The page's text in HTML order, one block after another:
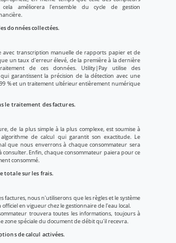
cela améliorera l'ensemble du cycle de gestion
données collectées.
avec transcription manuelle de rapports papier et de
un taux d'erreur élevé, de la première à la dernière
de ces données. Utility|Pay utilise des
qui garantissent la précision de la détection avec une
% et un traitement ultérieur entièrement numérique
le traitement des factures.
de la plus simple à la plus complexe, est soumise à
de calcul qui garantit son exactitude. Le
que nous enverrons à chaque consommateur sera
consulter. Enfin, chaque consommateur paiera pour ce
consommé.
totale sur les frais.
factures, nous n'utiliserons que les règles et le système
en vigueur chez le gestionnaire de l'eau local.
trouvera toutes les informations, toujours à
zone spéciale du document de débit qu'il recevra.
de calcul activées.